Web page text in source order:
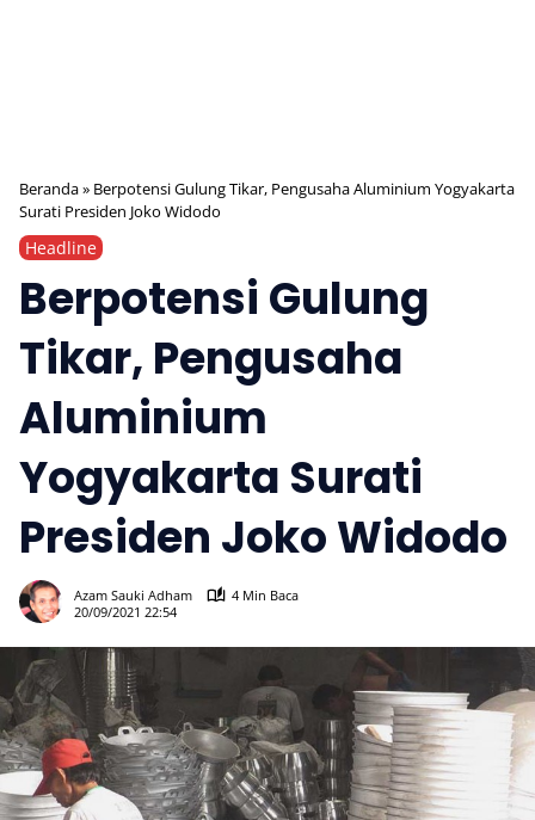
Beranda» Berpotensi Gulung Tikar, Pengusaha Aluminium Yogyakarta
Surati Presiden Joko Widodo
Headline
Berpotensi Gulung
Tikar, Pengusaha
Aluminium
Yogyakarta Surati
Presiden Joko Widodo
Azam Sauki Adham
4 Min Baca
20/09/2021 22:54